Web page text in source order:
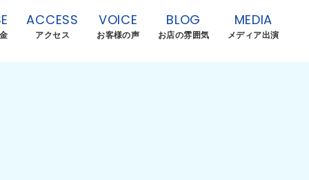
ACCESS
アクセス
VOICE
お客様の声
BLOG
お店の雰囲気
MEDIA
メディア出演